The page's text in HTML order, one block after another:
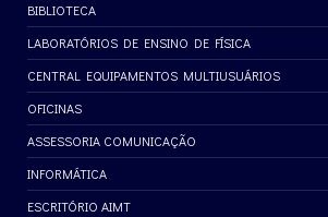
BIBLIOTECA
LABORATÓRIOS DE ENSINO DE FÍSICA
CENTRAL EQUIPAMENTOS MULTIUSUÁRIOS
OFICINAS
ASSESSORIA COMUNICAÇÃO
INFORMÁTICA
ESCRITÓRIO AIMT